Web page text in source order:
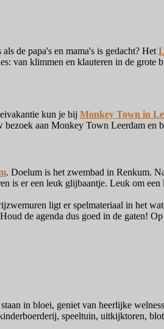
de papa's en mama's is gedacht? Het
van klimmen en klauteren in de
kun je bij Monkey Town in
aan Monkey Town Leerdam en
. Doelum is het zwembad in Renkum.
is er een leuk glijbaantje. Leuk om
ligt er spelmateriaal in het
de agenda dus goed in de gaten!
in bloei, geniet van heerlijke
speeltuin, uitkijktoren,